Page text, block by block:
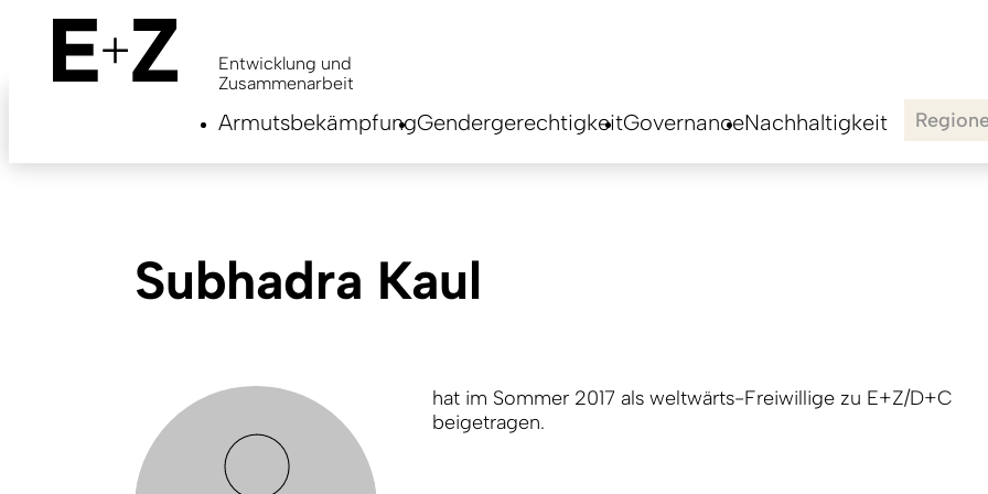
content
Entwicklung und
Zusammenarbeit
ArmutsbekämpfungGendergerechtigkeitGovernanceNachhaltigkeit
Subhadra Kaul
hat im Sommer 2017 als weltwärts-Freiwillige zu E+Z/D+C
beigetragen.